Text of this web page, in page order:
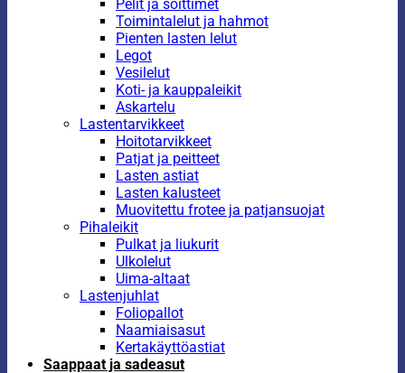
Pelit ja soittimet
Toimintalelut ja hahmot
Pienten lasten lelut
Legot
Vesilelut
Koti- ja kauppaleikit
Askartelu
Lastentarvikkeet
Hoitotarvikkeet
Patjat ja peitteet
Lasten astiat
Lasten kalusteet
Muovitettu frotee ja patjansuojat
Pihaleikit
Pulkat ja liukurit
Ulkolelut
Uima-altaat
Lastenjuhlat
Foliopallot
Naamiaisasut
Kertakäyttöastiat
Saappaat ja sadeasut